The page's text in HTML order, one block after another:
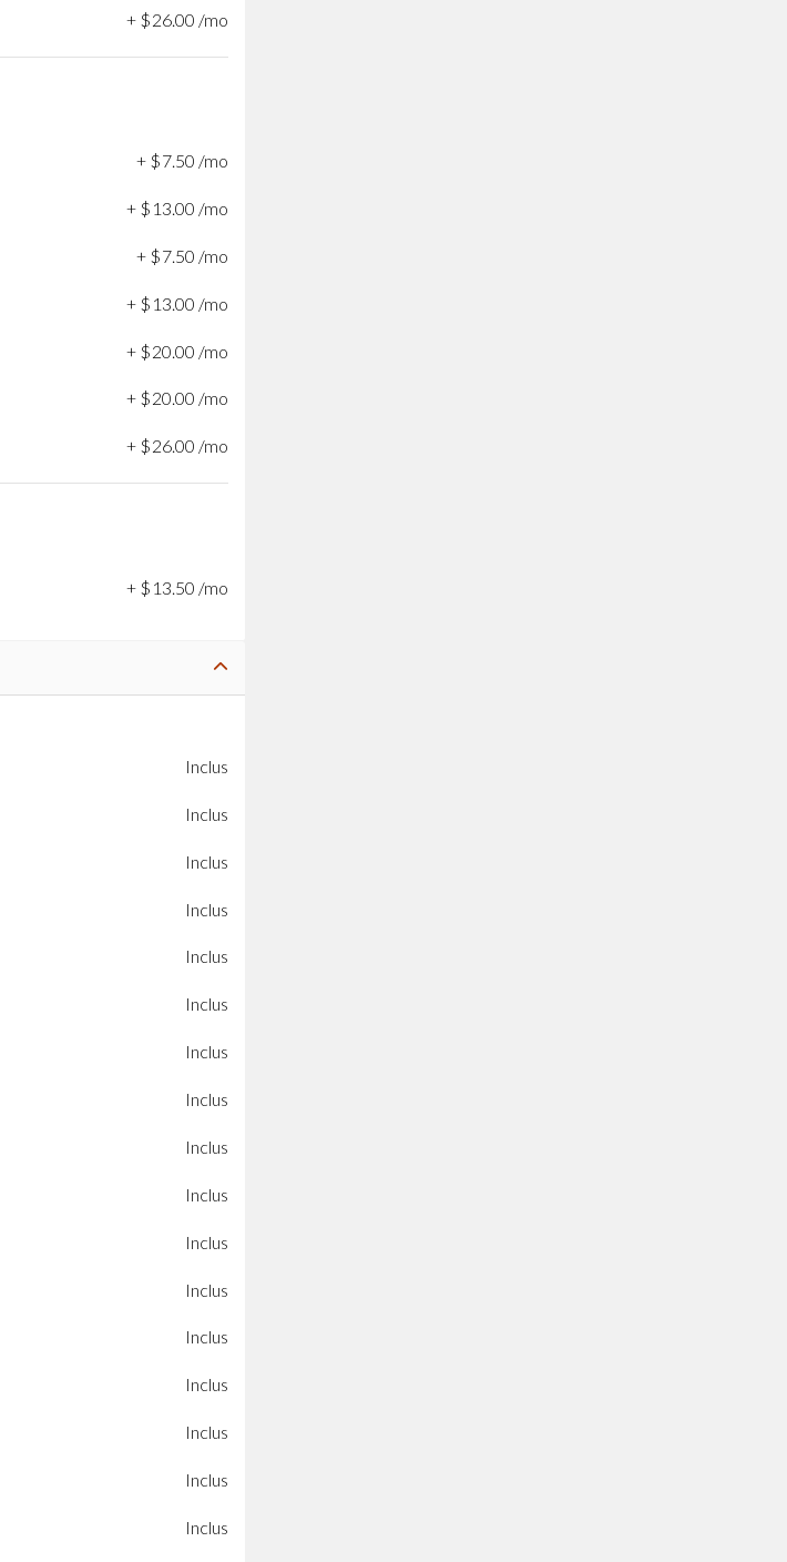
+ $26.00 /mo
+ $7.50 /mo
+ $ 13.00 /mo
+ $7 50 /mo
+ $ 13 .00 /mo
+ $20 .00 /mo
+ $20.00 /mo
+ $26.00 /mo
+ $ 13 50 /mo
Inclus
Inclus
Inclus
Inclus
Inclus
Inclus
Inclus
Inclus
Inclus
Inclus
Inclus
Inclus
Inclus
Inclus
Inclus
Inclus
Inclus